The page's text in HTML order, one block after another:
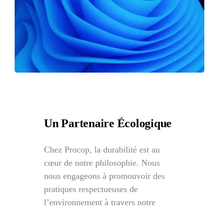
Un Partenaire Écologique
Chez Procop, la durabilité est au
cœur de notre philosophie. Nous
nous engageons à promouvoir des
pratiques respectueuses de
l’environnement à travers notre